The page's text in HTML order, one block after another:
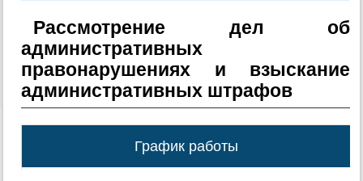
Рассмотрение дел об
административных
правонарушениях и взыскание
административных штрафов
График работы